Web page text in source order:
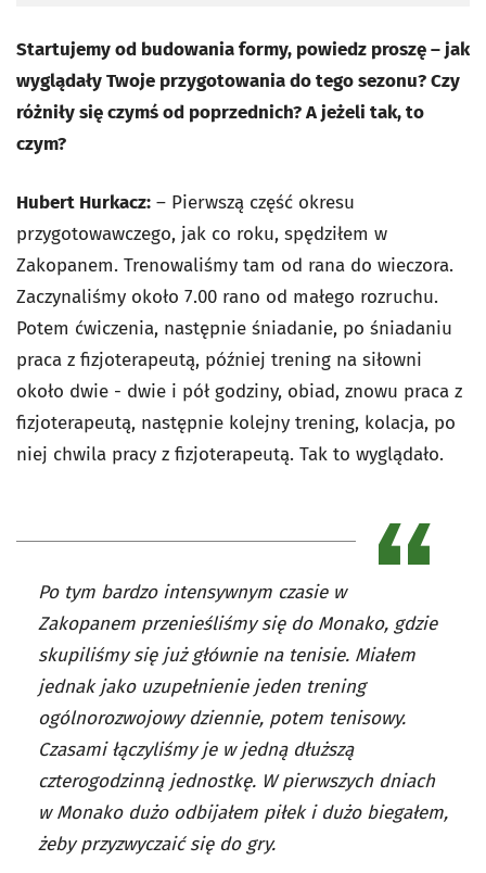
Startujemy od budowania formy, powiedz proszę – jak
wyglądały Twoje przygotowania do tego sezonu? Czy
różniły się czymś od poprzednich? A jeżeli tak, to
czym?
Hubert Hurkacz: – Pierwszą część okresu
przygotowawczego, jak co roku, spędziłem w
Zakopanem. Trenowaliśmy tam od rana do wieczora.
Zaczynaliśmy około 7.00 rano od małego rozruchu.
Potem ćwiczenia, następnie śniadanie, po śniadaniu
praca z fizjoterapeutą, później trening na siłowni
około dwie - dwie i pół godziny, obiad, znowu praca z
fizjoterapeutą, następnie kolejny trening, kolacja, po
niej chwila pracy z fizjoterapeutą. Tak to wyglądało.
Po tym bardzo intensywnym czasie w
Zakopanem przenieśliśmy się do Monako, gdzie
skupiliśmy się już głównie na tenisie. Miałem
jednak jako uzupełnienie jeden trening
ogólnorozwojowy dziennie, potem tenisowy.
Czasami łączyliśmy je w jedną dłuższą
czterogodzinną jednostkę. W pierwszych dniach
w Monako dużo odbijałem piłek i dużo biegałem,
żeby przyzwyczaić się do gry.